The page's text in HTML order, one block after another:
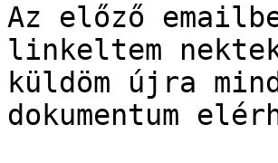
Az előző
linkeltem
küldöm újra
dokumentum